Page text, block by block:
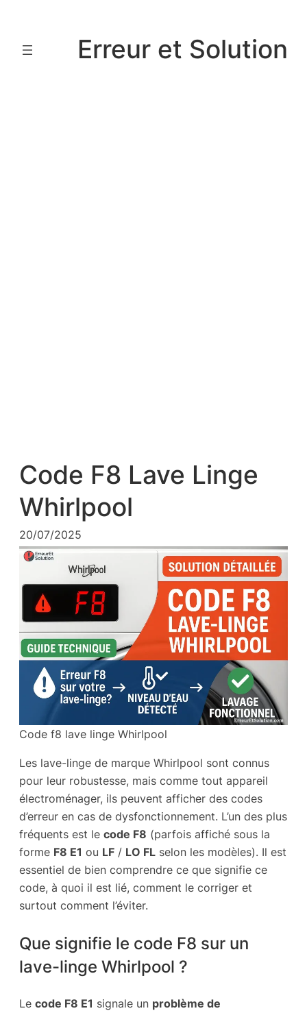
contenu
Erreur et Solution
Code F8 Lave Linge
Whirlpool
20/07/2025
Code f8 lave linge Whirlpool
Les lave-linge de marque Whirlpool sont connus
pour leur robustesse, mais comme tout appareil
électroménager, ils peuvent afficher des codes
d’erreur en cas de dysfonctionnement. L’un des plus
fréquents est le code F8 (parfois affiché sous la
forme F8 E1 ou LF / LO FL selon les modèles). Il est
essentiel de bien comprendre ce que signifie ce
code, à quoi il est lié, comment le corriger et
surtout comment l’éviter.
Que signifie le code F8 sur un
lave-linge Whirlpool ?
Le code F8 E1 signale un problème de